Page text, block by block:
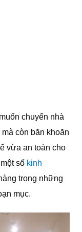
chuyển nhà
còn băn khoăn
vừa an toàn cho
số kinh
trong những
mục.